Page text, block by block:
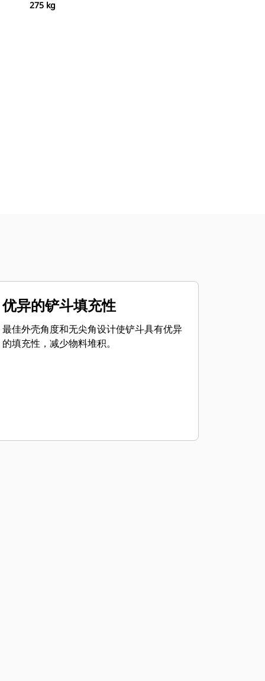
275 kg
优异的铲斗填充性
最佳外壳角度和无尖角设计使铲斗具有优异
的填充性，减少物料堆积。